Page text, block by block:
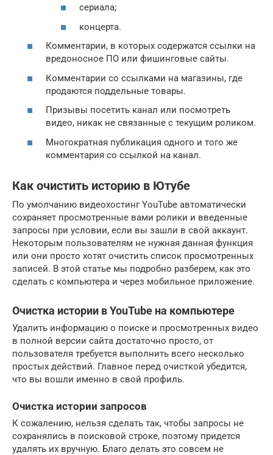
сериала;
концерта.
Комментарии, в которых содержатся ссылки на
вредоносное ПО или фишинговые сайты.
Комментарии со ссылками на магазины, где
продаются поддельные товары.
Призывы посетить канал или посмотреть
видео, никак не связанные с текущим роликом.
Многократная публикация одного и того же
комментария со ссылкой на канал.
Как очистить историю в Ютубе
По умолчанию видеохостинг YouTube автоматически
сохраняет просмотренные вами ролики и введенные
запросы при условии, если вы зашли в свой аккаунт.
Некоторым пользователям не нужная данная функция
или они просто хотят очистить список просмотренных
записей. В этой статье мы подробно разберем, как это
сделать с компьютера и через мобильное приложение.
Очистка истории в YouTube на компьютере
Удалить информацию о поиске и просмотренных видео
в полной версии сайта достаточно просто, от
пользователя требуется выполнить всего несколько
простых действий. Главное перед очисткой убедится,
что вы вошли именно в свой профиль.
Очистка истории запросов
К сожалению, нельзя сделать так, чтобы запросы не
сохранялись в поисковой строке, поэтому придется
удалять их вручную. Благо делать это совсем не